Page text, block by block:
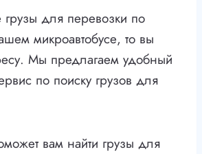
для перевозки по
микроавтобусе, то вы
Мы предлагаем удобный
по поиску грузов для
вам найти грузы для